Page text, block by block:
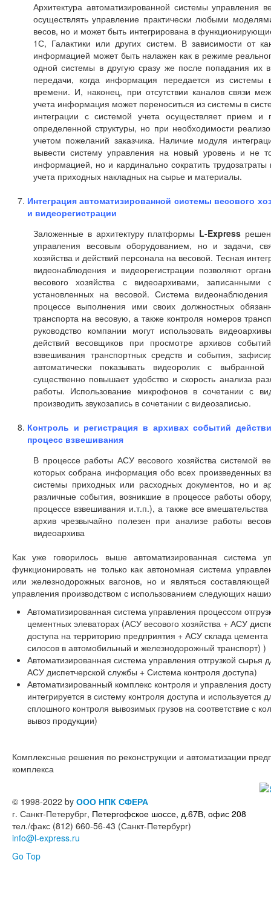
Архитектура автоматизированной системы управления
осуществлять управление практически любыми
весов, но и может быть интегрирована в
1С, Галактики или других систем. В зависимости от
информацией может быть налажен как в режиме
одной системы в другую сразу же после попадания их
передачи, когда информация передается из системы
времени. И, наконец, при отсутствии каналов связи
учета информация может переноситься из системы в
интеграции с системой учета осуществляет прием
определенной структуры, но при необходимости
учетом пожеланий заказчика. Наличие модуля
вывести систему управления на новый уровень и не
информацией, но и кардинально сократить
учета приходных накладных на сырье и материалы.
Интеграция автоматизированной системы весового
и видеорегистрации
Заложенные в архитектуру платформы L-Express
управления весовым оборудованием, но и задачи,
хозяйства и действий персонала на весовой. Тесная
видеонаблюдения и видеорегистрации позволяют
весового хозяйства с видеоархивами,
установленных на весовой. Система
процессе выполнения ими своих должностных
транспорта на весовую, а также контроля номеров
руководство компании могут использовать
действий весовщиков при просмотре архивов
взвешивания транспортных средств и события,
автоматически показывать видеоролик с
существенно повышает удобство и скорость анализа
работы. Использование микрофонов в сочетании с
производить звукозапись в сочетании с видеозаписью.
Контроль и регистрация в архивах событий
процесс взвешивания
В процессе работы АСУ весового хозяйства системой
которых собрана информация обо всех произведенных
системы приходных или расходных документов, но и
различные события, возникшие в процессе работы
процессе взвешивания и.т.п.), а также все
архив чрезвычайно полезен при анализе работы
видеоархива
Как уже говорилось выше автоматизированная система
функционировать не только как автономная система
или железнодорожных вагонов, но и являться
управления производством с использованием следующих
Автоматизированная система управления процессом
цементных элеваторах (АСУ весового хозяйства + АСУ
доступа на территорию предприятия + АСУ склада
силосов в автомобильный и железнодорожный транспорт) )
Автоматизированная система управления отгрузкой сырья
АСУ диспетчерской службы + Система контроля доступа)
Автоматизированный комплекс контроля и управления
интегрируется в систему контроля доступа и используется
сплошного контроля вывозимых грузов на соответствие с
вывоз продукции)
Комплексные решения по реконструкции и автоматизации
комплекса
© 1998-2022 by ООО НПК СФЕРА
г. Санкт-Петерубрг, Петергофское шоссе, д.67В, офис 208
тел./факс (812) 660-56-43 (Санкт-Петербург)
info@l-express.ru
Go Top